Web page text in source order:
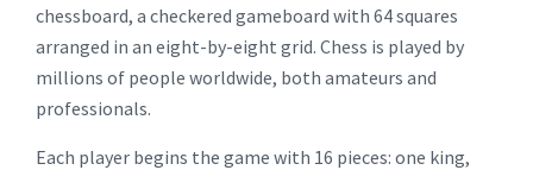
chessboard, a checkered gameboard with 64 squares
arranged in an eight-by-eight grid. Chess is played by
millions of people worldwide, both amateurs and
professionals.
Each player begins the game with 16 pieces: one king,